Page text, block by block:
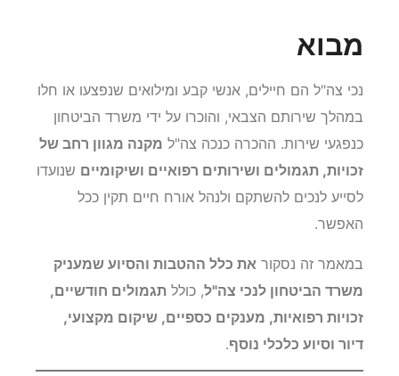
מבוא
נכי צה"ל הם חיילים, אנשי קבע ומילואים שנפצעו או חלו
במהלך שירותם הצבאי, והוכרו על ידי משרד הביטחון
כנפגעי שירות. ההכרה כנכה צה"ל מקנה מגוון רחב של
זכויות, תגמולים ושירותים רפואיים ושיקומיים שנועדו
לסייע לנכים להשתקם ולנהל אורח חיים תקין ככל
האפשר.
במאמר זה נסקור את כלל ההטבות והסיוע שמעניק
משרד הביטחון לנכי צה"ל, כולל תגמולים חודשיים,
זכויות רפואיות, מענקים כספיים, שיקום מקצועי,
דיור וסיוע כלכלי נוסף.